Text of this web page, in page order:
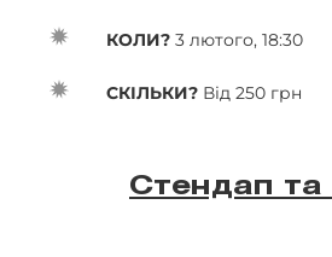
КОЛИ? 3 лютого, 18:30
СКІЛЬКИ? Від 250 грн
Стендап та